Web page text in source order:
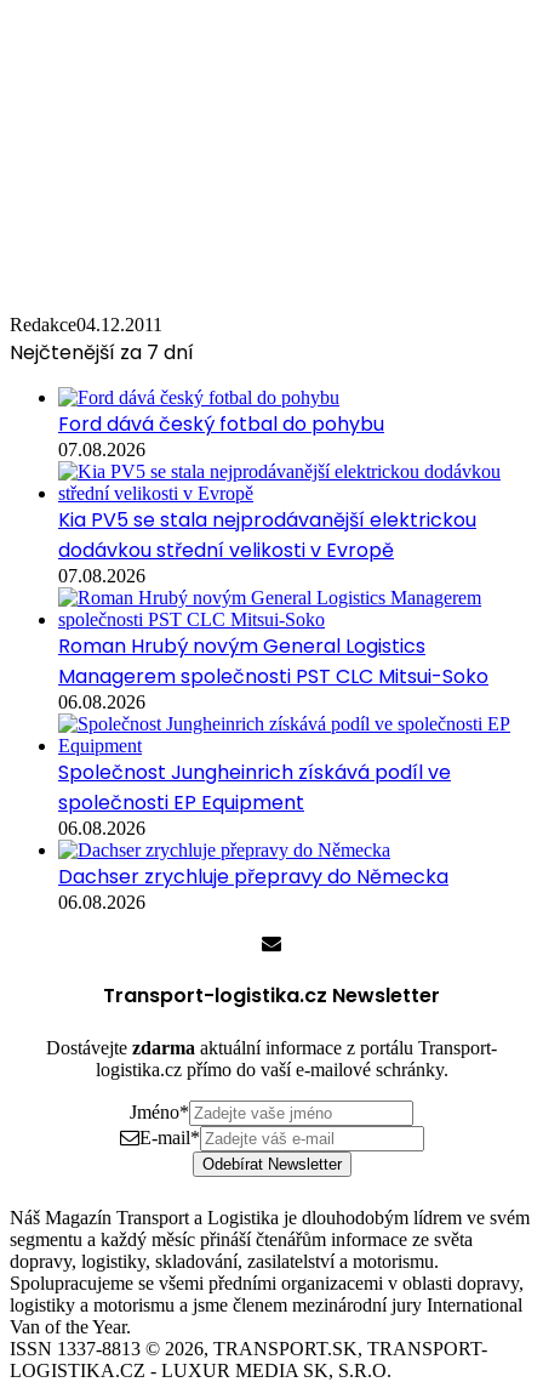
Redakce04.12.2011
Nejčtenější za 7 dní
Ford dává český fotbal do pohybu
07.08.2026
Kia PV5 se stala nejprodávanější elektrickou
dodávkou střední velikosti v Evropě
07.08.2026
Roman Hrubý novým General Logistics
Managerem společnosti PST CLC Mitsui-Soko
06.08.2026
Společnost Jungheinrich získává podíl ve
společnosti EP Equipment
06.08.2026
Dachser zrychluje přepravy do Německa
06.08.2026
Transport-logistika.cz Newsletter
Dostávejte zdarma aktuální informace z portálu Transport-
logistika.cz přímo do vaší e-mailové schránky.
Jméno*
E-mail*
Odebírat Newsletter
Náš Magazín Transport a Logistika je dlouhodobým lídrem ve svém
segmentu a každý měsíc přináší čtenářům informace ze světa
dopravy, logistiky, skladování, zasilatelství a motorismu.
Spolupracujeme se všemi předními organizacemi v oblasti dopravy,
logistiky a motorismu a jsme členem mezinárodní jury International
Van of the Year.
ISSN 1337-8813 © 2026, TRANSPORT.SK, TRANSPORT-
LOGISTIKA.CZ - LUXUR MEDIA SK, S.R.O.